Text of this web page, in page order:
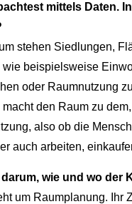
mittels Daten.
stehen Siedlungen,
wie beispielsweise
oder Raumnutzung
macht den Raum zu
also ob die
auch arbeiten,
darum, wie und wo der
um Raumplanung. Ihr